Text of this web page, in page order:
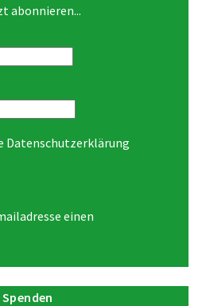
abonnieren...
Datenschutzerklärung
einen
Spenden